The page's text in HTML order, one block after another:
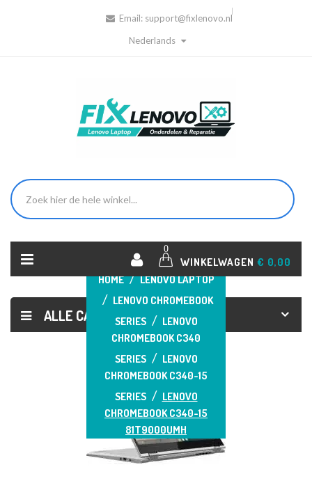
Email: support@fixlenovo.nl
Nederlands
0
WINKELWAGEN € 0,00
ALLE CATEGORIEËN
HOME
LENOVO LAPTOP
LENOVO CHROMEBOOK
SERIES
LENOVO
CHROMEBOOK C340
SERIES
LENOVO
CHROMEBOOK C340-15
SERIES
LENOVO
CHROMEBOOK C340-15
81T9000UMH